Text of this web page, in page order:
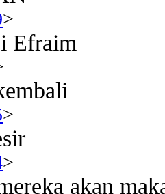
>
Efraim
>
>
akan